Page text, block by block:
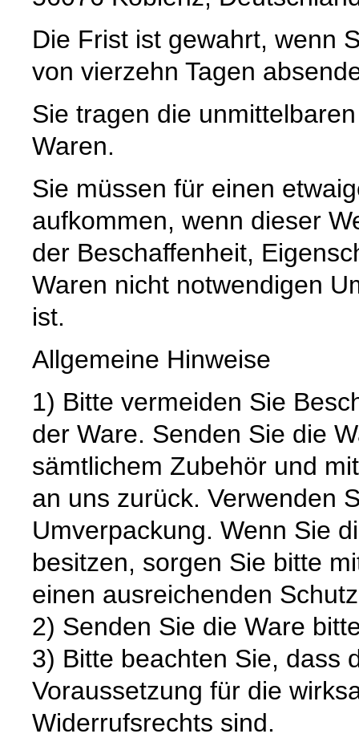
Die Frist ist gewahrt, wenn
von vierzehn Tagen
Sie tragen die
Waren.
Sie müssen für einen
aufkommen, wenn dieser
der Beschaffenheit,
Waren nicht notwendigen
ist.
Allgemeine Hinweise
1) Bitte vermeiden Sie
der Ware. Senden Sie die
sämtlichem Zubehör und
an uns zurück. Verwenden
Umverpackung. Wenn Sie
besitzen, sorgen Sie bitte
einen ausreichenden
2) Senden Sie die Ware
3) Bitte beachten Sie, dass
Voraussetzung für die
Widerrufsrechts sind.